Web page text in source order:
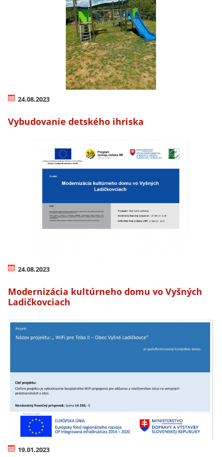
24.08.2023
Vybudovanie detského ihriska
24.08.2023
Modernizácia kultúrneho domu vo Vyšných
Ladičkovciach
19.01.2023